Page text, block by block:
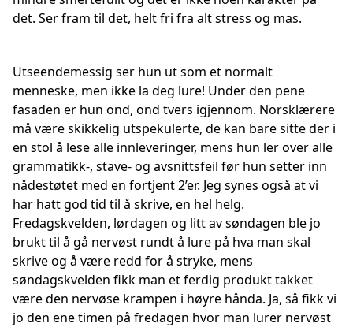
det. Ser fram til det, helt fri fra alt stress og mas.
Utseendemessig ser hun ut som et normalt
menneske, men ikke la deg lure! Under den pene
fasaden er hun ond, ond tvers igjennom. Norsklærere
må være skikkelig utspekulerte, de kan bare sitte der i
en stol å lese alle innleveringer, mens hun ler over alle
grammatikk-, stave- og avsnittsfeil før hun setter inn
nådestøtet med en fortjent 2’er. Jeg synes også at vi
har hatt god tid til å skrive, en hel helg.
Fredagskvelden, lørdagen og litt av søndagen ble jo
brukt til å gå nervøst rundt å lure på hva man skal
skrive og å være redd for å stryke, mens
søndagskvelden fikk man et ferdig produkt takket
være den nervøse krampen i høyre hånda. Ja, så fikk vi
jo den ene timen på fredagen hvor man lurer nervøst